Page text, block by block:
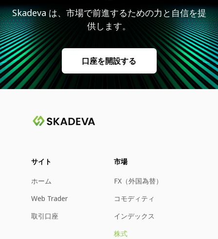
Skadeva は、市場で前進するための力と自信を提
供します。
口座を開設する
サイト
ホーム
Web Trader
取引口座
市場
FX（外国為替）
コモディティ
インデックス
株式